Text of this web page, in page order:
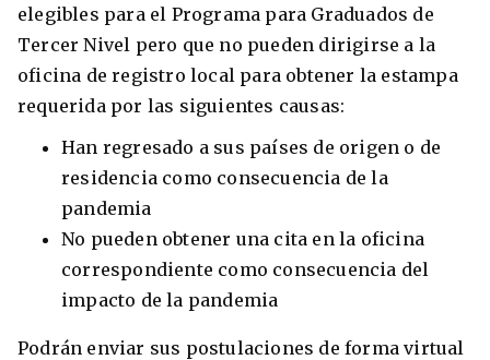
elegibles para el Programa para Graduados de
Tercer Nivel pero que no pueden dirigirse a la
oficina de registro local para obtener la estampa
requerida por las siguientes causas:
Han regresado a sus países de origen o de
residencia como consecuencia de la
pandemia
No pueden obtener una cita en la oficina
correspondiente como consecuencia del
impacto de la pandemia
Podrán enviar sus postulaciones de forma virtual